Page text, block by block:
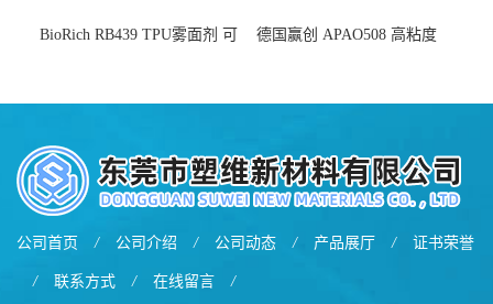
BioRich RB439 TPU雾面剂 可
德国赢创 APAO508 高粘度
公司首页 / 公司介绍 / 公司动态 / 产品展厅 / 证书荣誉
/ 联系方式 / 在线留言 /